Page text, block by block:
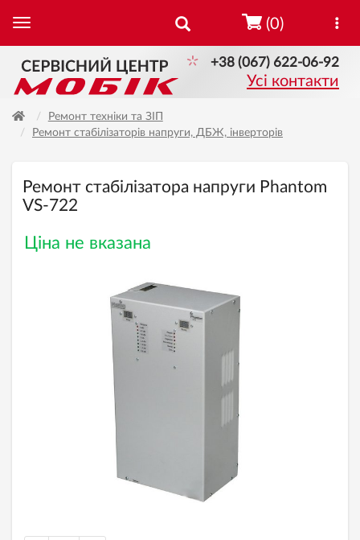
+38 (067) 622-06-92
Усі контакти
(0)
Ремонт техніки та ЗІП
Ремонт стабілізаторів напруги, ДБЖ, інверторів
Ремонт стабілізатора напруги Phantom
VS-722
Ціна не вказана